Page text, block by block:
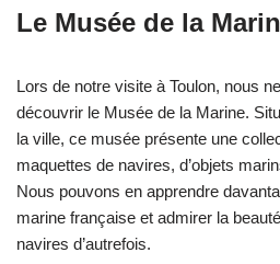
Le Musée de la
Lors de notre visite à Toulon, nous
découvrir le Musée de la Marine.
la ville, ce musée présente une
maquettes de navires, d’objets
Nous pouvons en apprendre
marine française et admirer la
navires d’autrefois.